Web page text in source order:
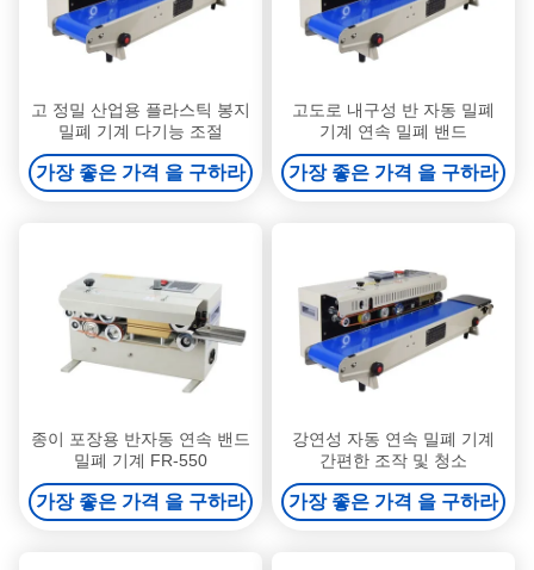
고 정밀 산업용 플라스틱 봉지
밀폐 기계 다기능 조절
가장 좋은 가격 을 구하라
고도로 내구성 반 자동 밀폐
기계 연속 밀폐 밴드
가장 좋은 가격 을 구하라
종이 포장용 반자동 연속 밴드
밀폐 기계 FR-550
가장 좋은 가격 을 구하라
강연성 자동 연속 밀폐 기계
간편한 조작 및 청소
가장 좋은 가격 을 구하라